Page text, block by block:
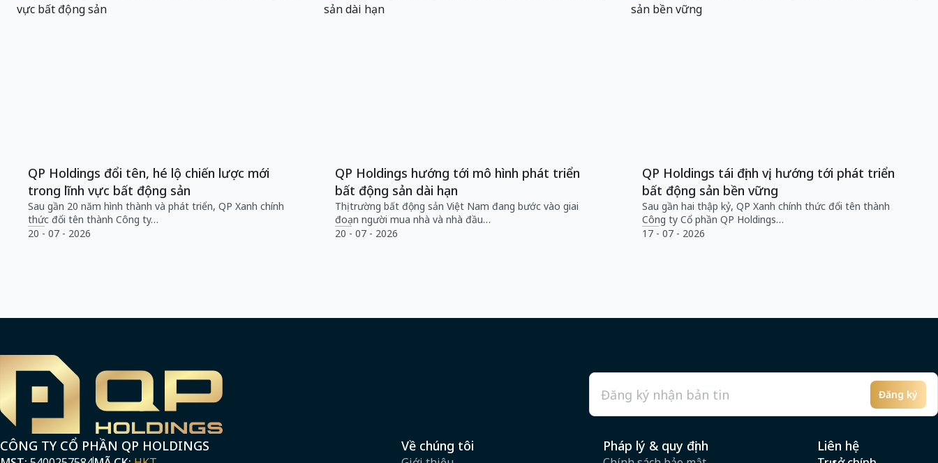
QP Holdings đổi tên, hé lộ chiến lược mới
trong lĩnh vực bất động sản
Sau gần 20 năm hình thành và phát triển, QP Xanh chính
thức đổi tên thành Công ty…
20 - 07 - 2026
QP Holdings hướng tới mô hình phát triển
bất động sản dài hạn
Thị trường bất động sản Việt Nam đang bước vào giai
đoạn người mua nhà và nhà đầu…
20 - 07 - 2026
QP Holdings tái định vị, hướng tới phát triển
bất động sản bền vững
Sau gần hai thập kỷ, QP Xanh chính thức đổi tên thành
Công ty Cổ phần QP Holdings…
17 - 07 - 2026
Email Đăng ký
CÔNG TY CỔ PHẦN QP HOLDINGS Về chúng tôi Pháp lý & quy định Liên hệ